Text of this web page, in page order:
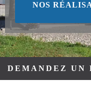
NOS
DEMANDEZ UN